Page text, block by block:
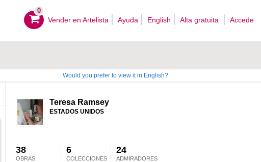
0
Vender en Artelista Ayuda English Alta gratuita Accede
Would you prefer to view it in English?
Teresa Ramsey
ESTADOS UNIDOS
38
OBRAS
6
COLECCIONES
24
ADMIRADORES